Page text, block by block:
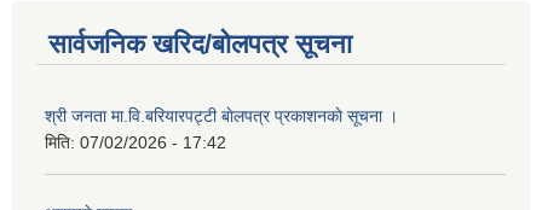
सार्वजनिक खरिद/बोलपत्र सूचना
श्री जनता मा.वि.बरियारपट्टी बाेलपत्र प्रकाशनकाे सूचना ।
मिति: 07/02/2026 - 17:42